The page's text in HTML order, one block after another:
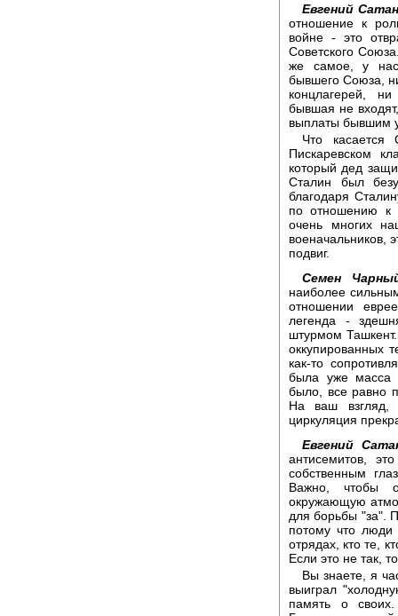
Евгений
отношение к
войне - это
Советского
же самое, у нас
бывшего Союза,
концлагерей,
бывшая не
выплаты бывшим
Что
Пискаревском
который дед
Сталин был
благодаря
по отношению к
очень многих
военачальников,
подвиг.
Семен
наиболее
отношении
легенда -
штурмом
оккупированных
как-то
была уже масса
было, все равно
На ваш взгляд,
циркуляция
Евгений
антисемитов,
собственным
Важно, чтобы
окружающую
для борьбы "за".
потому что люди
отрядах, кто те,
Если это не так,
Вы знаете, я
выиграл
память о